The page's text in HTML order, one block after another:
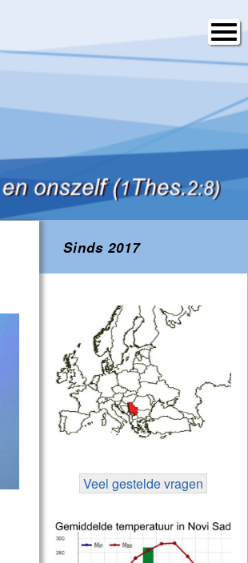
Sinds 2017
Veel gestelde vragen